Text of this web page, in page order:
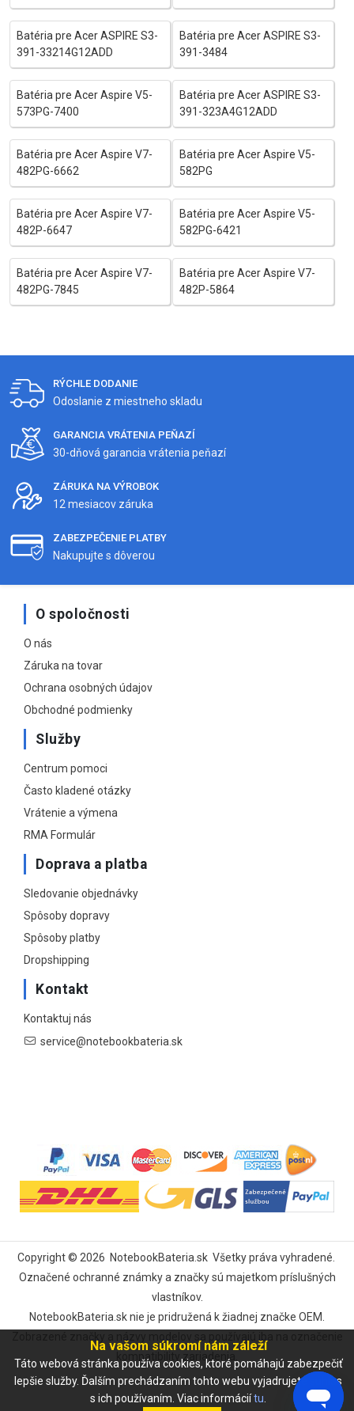
Batéria pre Acer ASPIRE S3-
391-33214G12ADD
Batéria pre Acer ASPIRE S3-
391-3484
Batéria pre Acer Aspire V5-
573PG-7400
Batéria pre Acer ASPIRE S3-
391-323A4G12ADD
Batéria pre Acer Aspire V7-
482PG-6662
Batéria pre Acer Aspire V5-
582PG
Batéria pre Acer Aspire V7-
482P-6647
Batéria pre Acer Aspire V5-
582PG-6421
Batéria pre Acer Aspire V7-
482PG-7845
Batéria pre Acer Aspire V7-
482P-5864
RÝCHLE DODANIE
Odoslanie z miestneho skladu
GARANCIA VRÁTENIA PEŇAZÍ
30-dňová garancia vrátenia peňazí
ZÁRUKA NA VÝROBOK
12 mesiacov záruka
ZABEZPEČENIE PLATBY
Nakupujte s dôverou
O spoločnosti
O nás
Záruka na tovar
Ochrana osobných údajov
Obchodné podmienky
Služby
Centrum pomoci
Často kladené otázky
Vrátenie a výmena
RMA Formulár
Doprava a platba
Sledovanie objednávky
Spôsoby dopravy
Spôsoby platby
Dropshipping
Kontakt
Kontaktuj nás
service@notebookbateria.sk
Copyright © 2026 NotebookBateria.skVšetky práva vyhradené.
Označené ochranné známky a značky sú majetkom príslušných
vlastníkov.
NotebookBateria.sk nie je pridružená k žiadnej značke OEM.
kompatibility zariadenia.
Na vašom súkromí nám záleží
Táto webová stránka používa cookies, ktoré pomáhajú zabezpečiť
lepšie služby. Ďalším prechádzaním tohto webu vyjadrujete súhlas
s ich používaním. Viac informáciítu